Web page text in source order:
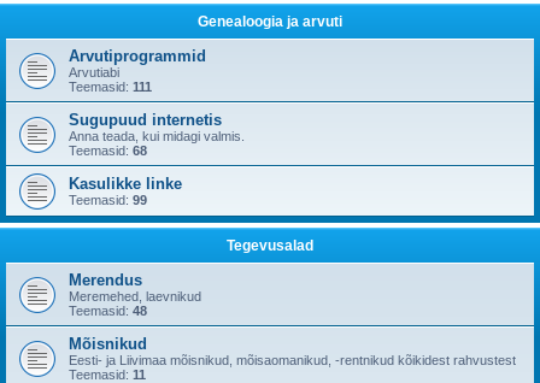
Genealoogia ja arvuti
Arvutiprogrammid
Arvutiabi
Teemasid: 111
Sugupuud internetis
Anna teada, kui midagi valmis.
Teemasid: 68
Kasulikke linke
Teemasid: 99
Tegevusalad
Merendus
Meremehed, laevnikud
Teemasid: 48
Mõisnikud
Eesti- ja Liivimaa mõisnikud, mõisaomanikud, -rentnikud kõikidest rahvustest
Teemasid: 11